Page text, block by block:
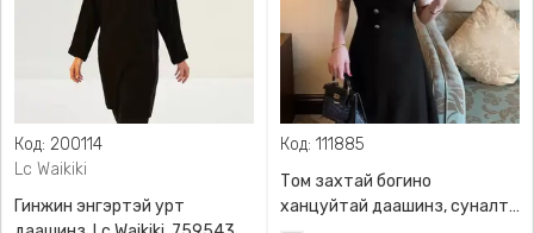
Код: 200114
Lc Waikiki
Гинжин энгэртэй урт
Код: 111885
Том захтай богино
ханцуйтай даашинз, суналт